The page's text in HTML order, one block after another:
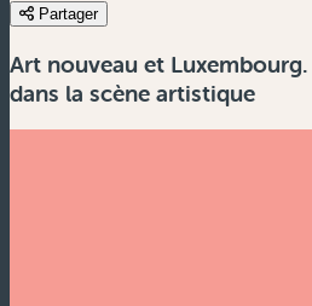
Partager
Art nouveau et
dans la scène artistique